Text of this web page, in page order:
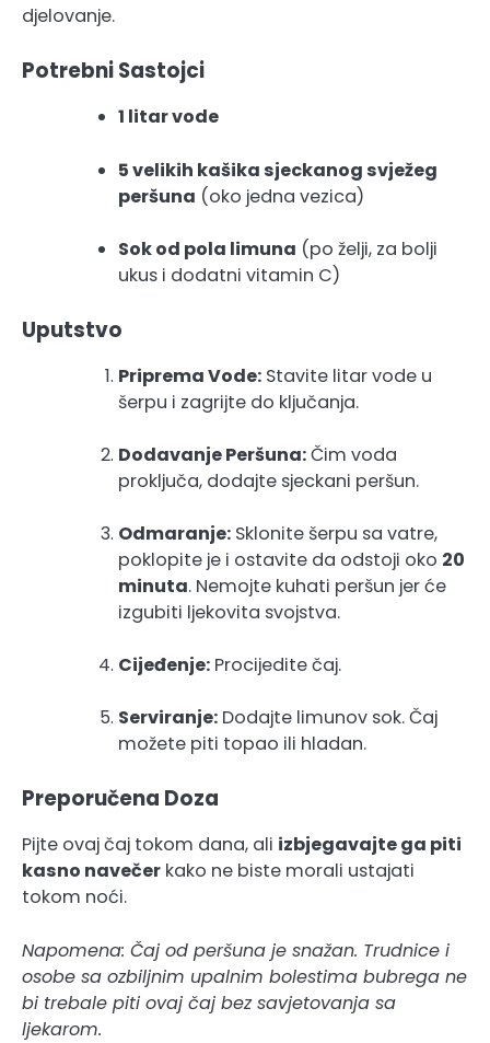
djelovanje.
Potrebni Sastojci
1 litar vode
5 velikih kašika sjeckanog svježeg
peršuna (oko jedna vezica)
Sok od pola limuna (po želji, za bolji
ukus i dodatni vitamin C)
Uputstvo
Priprema Vode: Stavite litar vode u
šerpu i zagrijte do ključanja.
Dodavanje Peršuna:Čim voda
proključa, dodajte sjeckani peršun.
Odmaranje: Sklonite šerpu sa vatre,
poklopite je i ostavite da odstoji oko 20
minuta. Nemojte kuhati peršun jer će
izgubiti ljekovita svojstva.
Cijeđenje: Procijedite čaj.
Serviranje: Dodajte limunov sok. Čaj
možete piti topao ili hladan.
Preporučena Doza
Pijte ovaj čaj tokom dana, ali izbjegavajte ga piti
kasno navečer kako ne biste morali ustajati
tokom noći.
Napomena: Čaj od peršuna je snažan. Trudnice i
osobe sa ozbiljnim upalnim bolestima bubrega ne
bi trebale piti ovaj čaj bez savjetovanja sa
ljekarom.